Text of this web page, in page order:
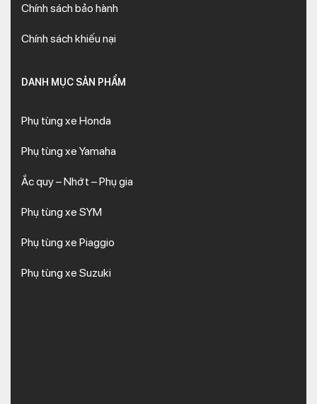
Chính sách bảo hành
Chính sách khiếu nại
DANH MỤC SẢN PHẨM
Phụ tùng xe Honda
Phụ tùng xe Yamaha
Ắc quy – Nhớt – Phụ gia
Phụ tùng xe SYM
Phụ tùng xe Piaggio
Phụ tùng xe Suzuki